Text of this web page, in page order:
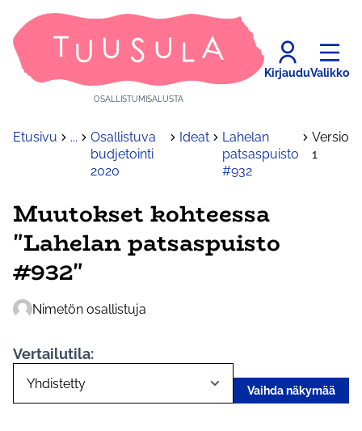
OSALLISTUMISALUSTA
KirjauduValikko
Etusivu ...
Osallistuva
budjetointi
2020
Ideat
Lahelan
patsaspuisto
#932
Versio
1
Muutokset kohteessa
"Lahelan patsaspuisto
#932"
Nimetön osallistuja
Vertailutila:
Vaihda näkymää